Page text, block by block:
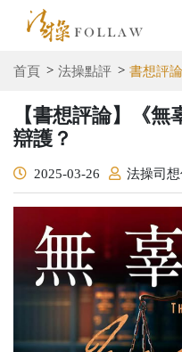
首頁 法操點評 書想評論
【書想評論】《
辯護？
2025-03-26 法操司